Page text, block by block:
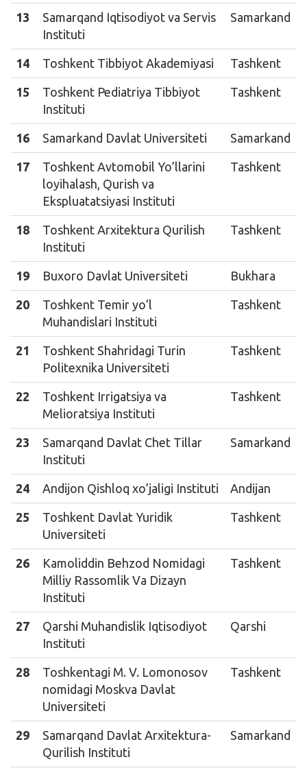
13
Samarqand Iqtisodiyot va Servis
Instituti
Samarkand
14 Toshkent Tibbiyot Akademiyasi Tashkent
15
Toshkent Pediatriya Tibbiyot
Instituti
Tashkent
16 Samarkand Davlat Universiteti Samarkand
17
Toshkent Avtomobil Yo’llarini
loyihalash, Qurish va
Ekspluatatsiyasi Instituti
Tashkent
18
Toshkent Arxitektura Qurilish
Instituti
Tashkent
19 Buxoro Davlat Universiteti Bukhara
20
Toshkent Temir yo’l
Muhandislari Instituti
Tashkent
21
Toshkent Shahridagi Turin
Politexnika Universiteti
Tashkent
22
Toshkent Irrigatsiya va
Melioratsiya Instituti
Tashkent
23
Samarqand Davlat Chet Tillar
Instituti
Samarkand
24 Andijon Qishloq xo’jaligi Instituti Andijan
25
Toshkent Davlat Yuridik
Universiteti
Tashkent
26
Kamoliddin Behzod Nomidagi
Milliy Rassomlik Va Dizayn
Instituti
Tashkent
27
Qarshi Muhandislik Iqtisodiyot
Instituti
Qarshi
28
Toshkentagi M. V. Lomonosov
nomidagi Moskva Davlat
Universiteti
Tashkent
29
Samarqand Davlat Arxitektura-
Qurilish Instituti
Samarkand